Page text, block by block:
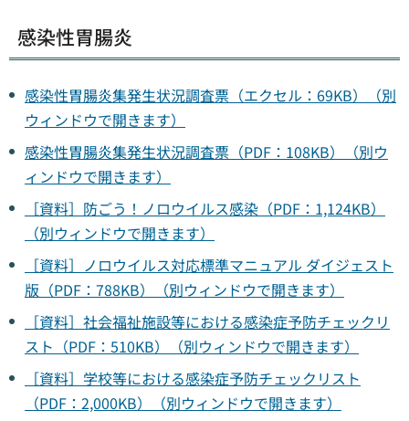
感染性胃腸炎
感染性胃腸炎集発生状況調査票（エクセル：69KB）（別
ウィンドウで開きます）
感染性胃腸炎集発生状況調査票（PDF：108KB）（別ウ
ィンドウで開きます）
［資料］防ごう！ノロウイルス感染（PDF：1,124KB）
（別ウィンドウで開きます）
［資料］ノロウイルス対応標準マニュアル ダイジェスト
版（PDF：788KB）（別ウィンドウで開きます）
［資料］社会福祉施設等における感染症予防チェックリ
スト（PDF：510KB）（別ウィンドウで開きます）
［資料］学校等における感染症予防チェックリスト
（PDF：2,000KB）（別ウィンドウで開きます）